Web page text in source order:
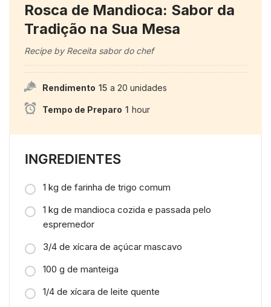
Rosca de Mandioca: Sabor da
Tradição na Sua Mesa
Recipe by Receita sabor do chef
Rendimento 15 a 20 unidades
Tempo de Preparo 1 hour
INGREDIENTES
1 kg de farinha de trigo comum
1 kg de mandioca cozida e passada pelo
espremedor
3/4 de xícara de açúcar mascavo
100 g de manteiga
1/4 de xícara de leite quente